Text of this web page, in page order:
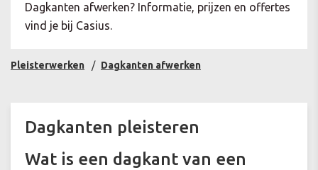
Dagkanten afwerken? Informatie, prijzen en offertes
vind je bij Casius.
Pleisterwerken Dagkanten afwerken
Dagkanten pleisteren
Wat is een dagkant van een